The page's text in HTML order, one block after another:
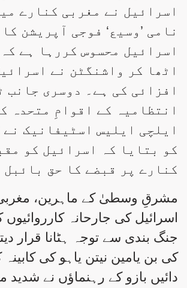
اسرائیل نے مغربی کنارے
نامی ’وسیع‘ فوجی آپریشن
اسرائیل محسوس کررہا ہے
اٹھا کر واشنگٹن نے
افزائی کی ہے۔ دوسری جانب
انتظامیہ کے اقوامِ متحدہ
ایلچی ایلیس اسٹیفانیک
کو بتایا کہ اسرائیل کو
کنارے پر قبضے کا حق بائبل
مشرقِ وسطیٰ کے ماہرین، مغربی
اسرائیل کی جارحانہ کارروائیوں
جنگ بندی سے توجہ ہٹانا قرار
کی بن یامین نیتن یاہو کی کابینہ
دائیں بازو کے رہنماؤں نے